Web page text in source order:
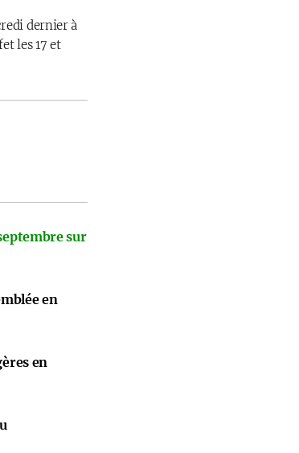
dernier à
les 17 et
sur
en
en